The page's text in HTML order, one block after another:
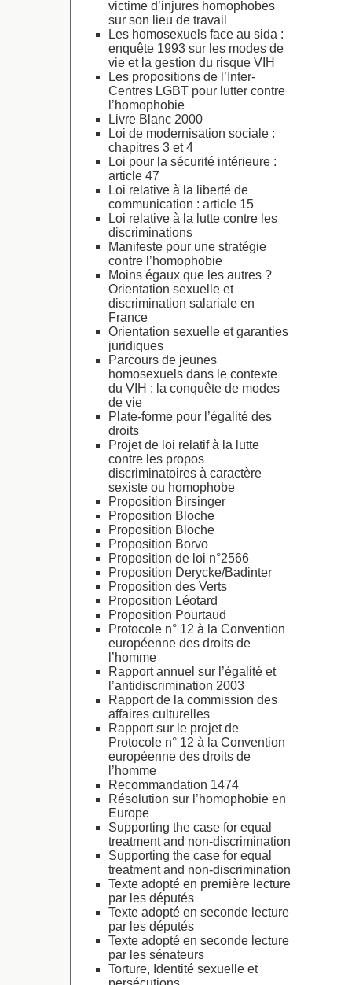
victime d’injures homophobes
sur son lieu de travail
Les homosexuels face au sida :
enquête 1993 sur les modes de
vie et la gestion du risque VIH
Les propositions de l’Inter-
Centres LGBT pour lutter contre
l’homophobie
Livre Blanc 2000
Loi de modernisation sociale :
chapitres 3 et 4
Loi pour la sécurité intérieure :
article 47
Loi relative à la liberté de
communication : article 15
Loi relative à la lutte contre les
discriminations
Manifeste pour une stratégie
contre l’homophobie
Moins égaux que les autres ?
Orientation sexuelle et
discrimination salariale en
France
Orientation sexuelle et garanties
juridiques
Parcours de jeunes
homosexuels dans le contexte
du VIH : la conquête de modes
de vie
Plate-forme pour l’égalité des
droits
Projet de loi relatif à la lutte
contre les propos
discriminatoires à caractère
sexiste ou homophobe
Proposition Birsinger
Proposition Bloche
Proposition Bloche
Proposition Borvo
Proposition de loi n°2566
Proposition Derycke/Badinter
Proposition des Verts
Proposition Léotard
Proposition Pourtaud
Protocole n° 12 à la Convention
européenne des droits de
l’homme
Rapport annuel sur l’égalité et
l’antidiscrimination 2003
Rapport de la commission des
affaires culturelles
Rapport sur le projet de
Protocole n° 12 à la Convention
européenne des droits de
l’homme
Recommandation 1474
Résolution sur l’homophobie en
Europe
Supporting the case for equal
treatment and non-discrimination
Supporting the case for equal
treatment and non-discrimination
Texte adopté en première lecture
par les députés
Texte adopté en seconde lecture
par les députés
Texte adopté en seconde lecture
par les sénateurs
Torture, Identité sexuelle et